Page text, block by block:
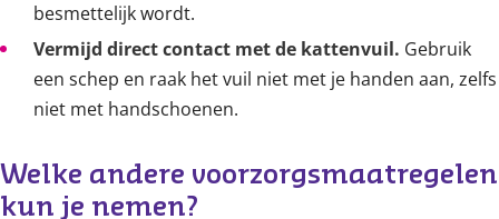
besmettelijk wordt.
Vermijd direct contact met de kattenvuil. Gebruik
een schep en raak het vuil niet met je handen aan, zelfs
niet met handschoenen.
Welke andere voorzorgsmaatregelen
kun je nemen?